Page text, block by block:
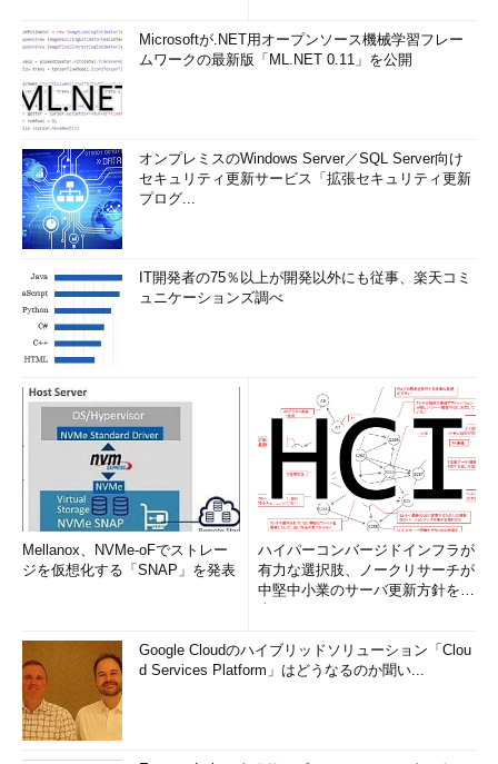
Microsoftが.NET用オープンソース機械学習フレー
ムワークの最新版「ML.NET 0.11」を公開
オンプレミスのWindows Server／SQL Server向け
セキュリティ更新サービス「拡張セキュリティ更新
プログ...
IT開発者の75％以上が開発以外にも従事、楽天コミ
ュニケーションズ調べ
Mellanox、NVMe-oFでストレー
ジを仮想化する「SNAP」を発表
ハイパーコンバージドインフラが
有力な選択肢、ノークリサーチが
中堅中小業のサーバ更新方針を調
Google Cloudのハイブリッドソリューション「Clou
d Services Platform」はどうなるのか聞い...